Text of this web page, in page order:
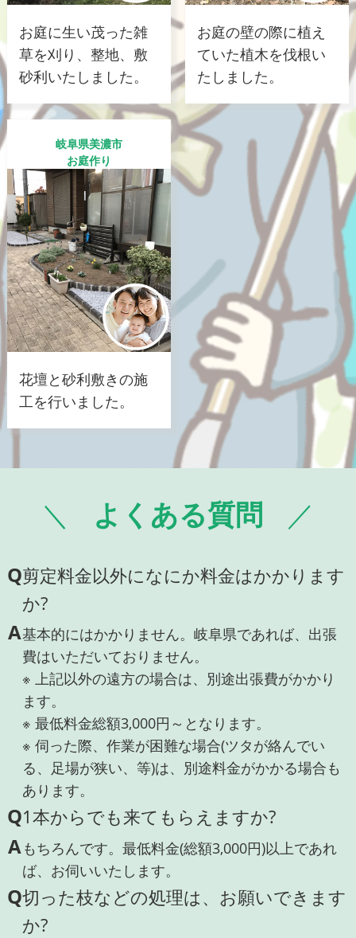
お庭に生い茂った雑
草を刈り、整地、敷
砂利いたしました。
お庭の壁の際に植え
ていた植木を伐根い
たしました。
岐阜県美濃市
お庭作り
花壇と砂利敷きの施
工を行いました。
よくある質問
Q剪定料金以外になにか料金はかかります
か?
A基本的にはかかりません。岐阜県であれば、出張
費はいただいておりません。
※ 上記以外の遠方の場合は、別途出張費がかかり
ます。
※ 最低料金総額3,000円～となります。
※ 伺った際、作業が困難な場合(ツタが絡んでい
る、足場が狭い、等)は、別途料金がかかる場合も
あります。
Q1本からでも来てもらえますか?
Aもちろんです。最低料金(総額3,000円)以上であれ
ば、お伺いいたします。
Q切った枝などの処理は、お願いできます
か?